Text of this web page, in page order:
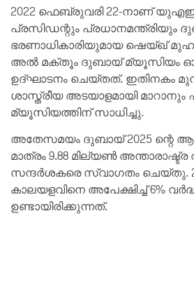
2022 ഫെബ്രുവരി 22-നാണ്
പ്രസിഡന്റും പ്രധാനമന്ത്രിയും
ഭരണാധികാരിയുമായ ഷെയ്ഖ്
അൽ മക്തൂം ദുബായ് മ്യൂസിയം
ഉദ്ഘാടനം ചെയ്ത‌ത്. ഇതിനകം
ശാസ്ത്രീയ അടയാളമായി
മ്യൂസിയത്തിന് സാധിച്ചു.
അതേസമയം ദുബായ് 2025 ന്റെ
മാത്രം 9.88 മില്യൺ അന്താരാഷ്ട്ര
സന്ദർശകരെ സ്വാഗതം ചെയ്തു.
കാലയളവിനെ അപേക്ഷിച്ച് 6%
ഉണ്ടായിരിക്കുന്നത്.